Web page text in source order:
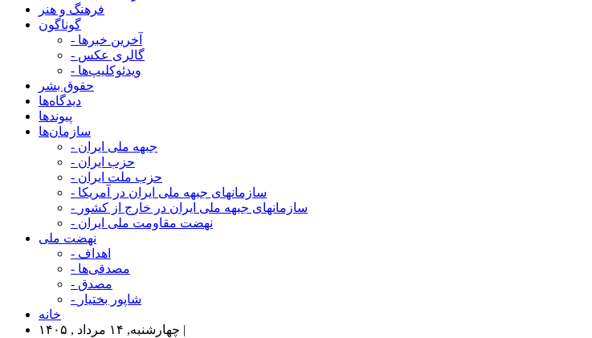
فرهنگ و هنر
گوناگون
- آخرین خبرها
- گالری عکس
- ویدئوکلیپ‌ها
حقوق بشر
دیدگاه‌ها
پیوندها
سازمان‌ها
- جبهه ملی ایران
- حزب ایران
- حزب ملت ایران
- سازمانهای جبهه ملی ایران در آمریکا
- سازمانهای جبهه ملی ایران در خارج از کشور
- نهضت مقاومت ملی ایران
نهضت ملی
- اهداف
- مصدقی‌ها
- مصدق
- شاپور بختیار
خانه
چهارشنبه, ۱۴ مرداد , ۱۴۰۵ |